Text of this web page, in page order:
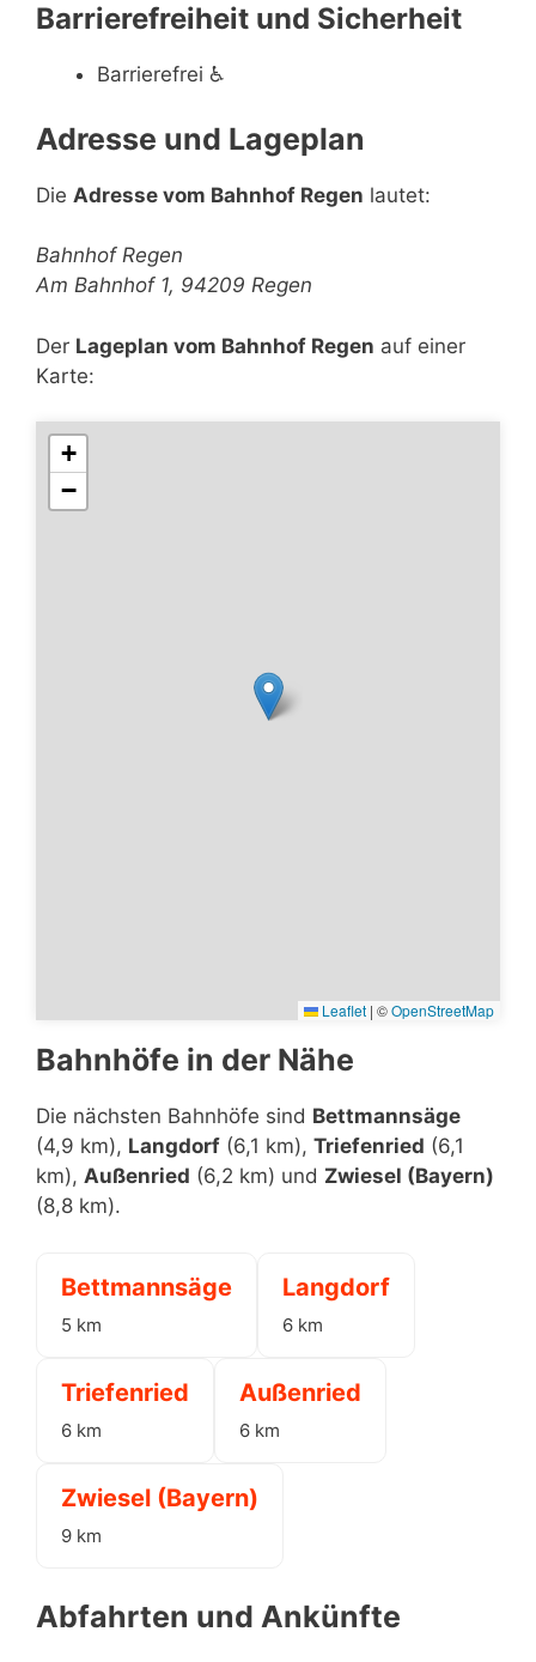
Barrierefreiheit und Sicherheit
Barrierefrei ♿
Adresse und Lageplan
Die Adresse vom Bahnhof Regen lautet:
Bahnhof Regen
Am Bahnhof 1, 94209 Regen
Der Lageplan vom Bahnhof Regen auf einer
Karte:
+
−
Leaflet | ©OpenStreetMap
Bahnhöfe in der Nähe
Die nächsten Bahnhöfe sind Bettmannsäge
(4,9 km), Langdorf (6,1 km), Triefenried (6,1
km), Außenried (6,2 km) und Zwiesel (Bayern)
(8,8 km).
Bettmannsäge
5 km
Langdorf
6 km
Triefenried
6 km
Außenried
6 km
Zwiesel (Bayern)
9 km
Abfahrten und Ankünfte